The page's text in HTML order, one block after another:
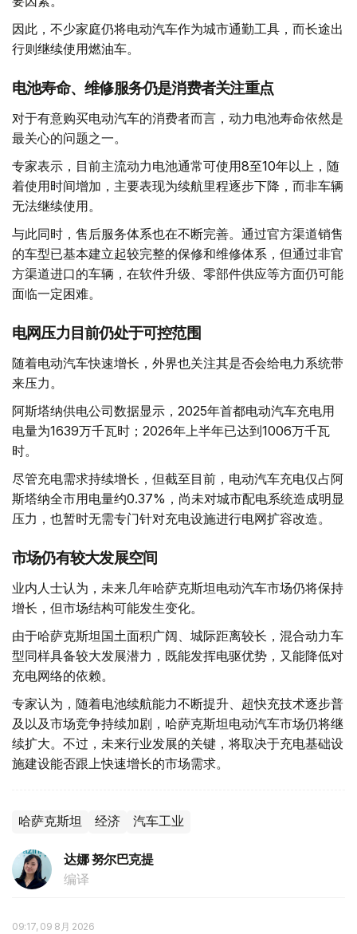
因此，不少家庭仍将电动汽车作为城市通勤工具，而长途出
行则继续使用燃油车。
电池寿命、维修服务仍是消费者关注重点
对于有意购买电动汽车的消费者而言，动力电池寿命依然是
最关心的问题之一。
专家表示，目前主流动力电池通常可使用8至10年以上，随
着使用时间增加，主要表现为续航里程逐步下降，而非车辆
无法继续使用。
与此同时，售后服务体系也在不断完善。通过官方渠道销售
的车型已基本建立起较完整的保修和维修体系，但通过非官
方渠道进口的车辆，在软件升级、零部件供应等方面仍可能
面临一定困难。
电网压力目前仍处于可控范围
随着电动汽车快速增长，外界也关注其是否会给电力系统带
来压力。
阿斯塔纳供电公司数据显示，2025年首都电动汽车充电用
电量为1639万千瓦时；2026年上半年已达到1006万千瓦
时。
尽管充电需求持续增长，但截至目前，电动汽车充电仅占阿
斯塔纳全市用电量约0.37%，尚未对城市配电系统造成明显
压力，也暂时无需专门针对充电设施进行电网扩容改造。
市场仍有较大发展空间
业内人士认为，未来几年哈萨克斯坦电动汽车市场仍将保持
增长，但市场结构可能发生变化。
由于哈萨克斯坦国土面积广阔、城际距离较长，混合动力车
型同样具备较大发展潜力，既能发挥电驱优势，又能降低对
充电网络的依赖。
专家认为，随着电池续航能力不断提升、超快充技术逐步普
及以及市场竞争持续加剧，哈萨克斯坦电动汽车市场仍将继
续扩大。不过，未来行业发展的关键，将取决于充电基础设
施建设能否跟上快速增长的市场需求。
哈萨克斯坦 经济 汽车工业
达娜 努尔巴克提
编译
09:17, 09 8月 2026